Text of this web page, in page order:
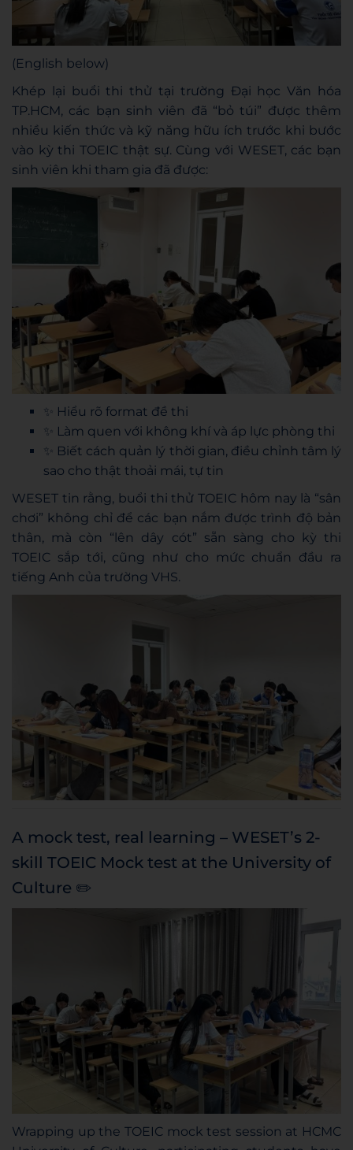
(English below)
Khép lại buổi thi thử tại trường Đại học Văn hóa
TP.HCM, các bạn sinh viên đã “bỏ túi” được thêm
nhiều kiến thức và kỹ năng hữu ích trước khi bước
vào kỳ thi TOEIC thật sự. Cùng với WESET, các bạn
sinh viên khi tham gia đã được:
✨ Hiểu rõ format đề thi
✨ Làm quen với không khí và áp lực phòng thi
✨ Biết cách quản lý thời gian, điều chỉnh tâm lý
sao cho thật thoải mái, tự tin
WESET tin rằng, buổi thi thử TOEIC hôm nay là “sân
chơi” không chỉ để các bạn nắm được trình độ bản
thân, mà còn “lên dây cót” sẵn sàng cho kỳ thi
TOEIC sắp tới, cũng như cho mức chuẩn đầu ra
tiếng Anh của trường VHS.
A mock test, real learning – WESET’s 2-
skill TOEIC Mock test at the University of
Culture ✏️
Wrapping up the TOEIC mock test session at HCMC